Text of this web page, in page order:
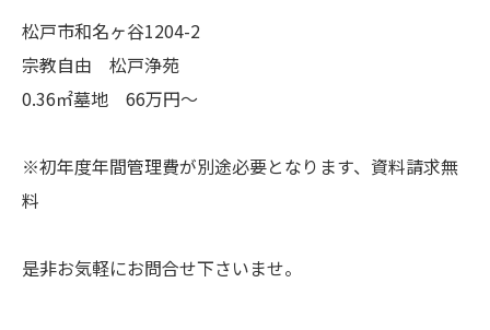
松戸市和名ヶ谷1204-2
宗教自由 松戸浄苑
0.36㎡墓地 66万円～
※初年度年間管理費が別途必要となります、資料請求無
料
是非お気軽にお問合せ下さいませ。